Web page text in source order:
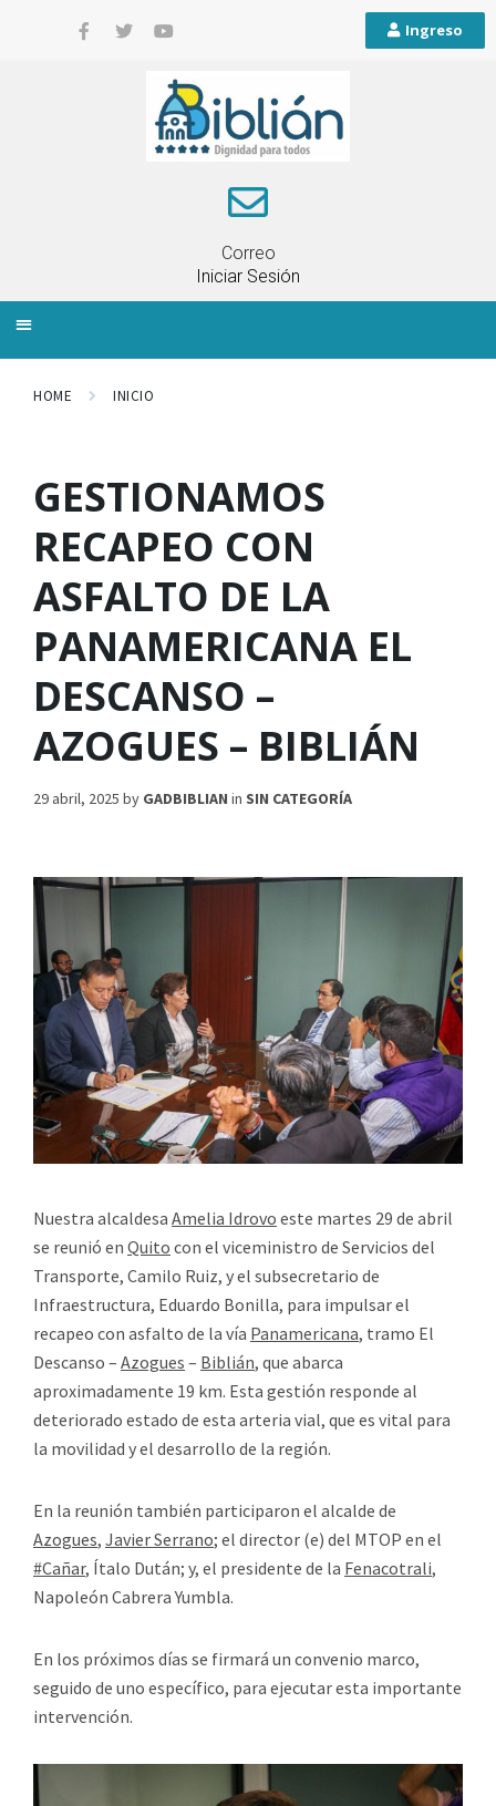
Ingreso
Correo
Iniciar Sesión
HOME INICIO
GESTIONAMOS
RECAPEO CON
ASFALTO DE LA
PANAMERICANA EL
DESCANSO –
AZOGUES – BIBLIÁN
29 abril, 2025 by GADBIBLIAN in SIN CATEGORÍA
Nuestra alcaldesa Amelia Idrovo este martes 29 de abril
se reunió en Quito con el viceministro de Servicios del
Transporte, Camilo Ruiz, y el subsecretario de
Infraestructura, Eduardo Bonilla, para impulsar el
recapeo con asfalto de la vía Panamericana, tramo El
Descanso – Azogues – Biblián, que abarca
aproximadamente 19 km. Esta gestión responde al
deteriorado estado de esta arteria vial, que es vital para
la movilidad y el desarrollo de la región.
En la reunión también participaron el alcalde de
Azogues, Javier Serrano; el director (e) del MTOP en el
#Cañar, Ítalo Dután; y, el presidente de la Fenacotrali,
Napoleón Cabrera Yumbla.
En los próximos días se firmará un convenio marco,
seguido de uno específico, para ejecutar esta importante
intervención.